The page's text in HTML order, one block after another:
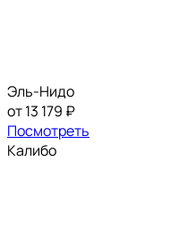
Эль-Нидо
от 13 179 ₽
Посмотреть
Калибо